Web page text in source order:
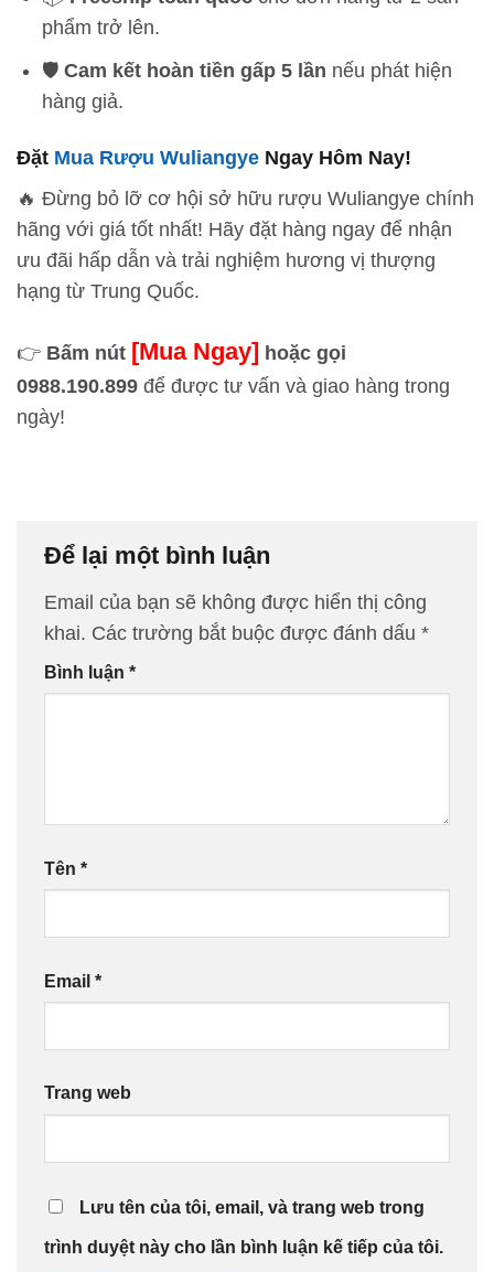
phẩm trở lên.
🛡️Cam kết hoàn tiền gấp 5 lần nếu phát hiện
hàng giả.
Đặt Mua Rượu Wuliangye Ngay Hôm Nay!
🔥 Đừng bỏ lỡ cơ hội sở hữu rượu Wuliangye chính
hãng với giá tốt nhất! Hãy đặt hàng ngay để nhận
ưu đãi hấp dẫn và trải nghiệm hương vị thượng
hạng từ Trung Quốc.
👉 Bấm nút [Mua Ngay] hoặc gọi
0988.190.899 để được tư vấn và giao hàng trong
ngày!
Để lại một bình luận
Email của bạn sẽ không được hiển thị công
khai. Các trường bắt buộc được đánh dấu *
Bình luận *
Tên *
Email *
Trang web
Lưu tên của tôi, email, và trang web trong
trình duyệt này cho lần bình luận kế tiếp của tôi.